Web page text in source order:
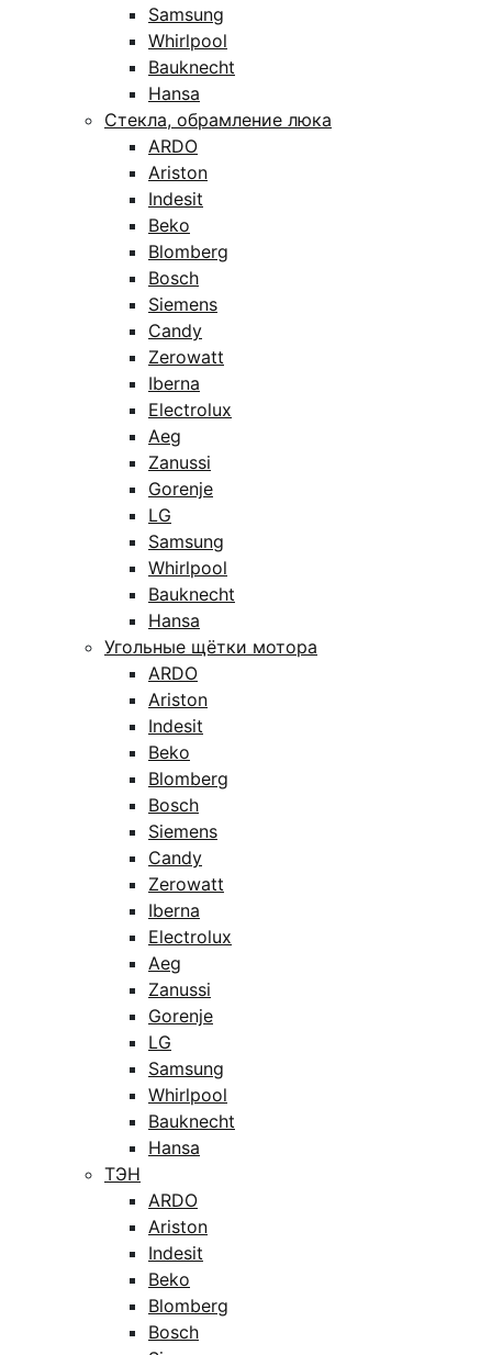
Samsung
Whirlpool
Bauknecht
Hansa
Стекла, обрамление люка
ARDO
Ariston
Indesit
Beko
Blomberg
Bosch
Siemens
Candy
Zerowatt
Iberna
Electrolux
Aeg
Zanussi
Gorenje
LG
Samsung
Whirlpool
Bauknecht
Hansa
Угольные щётки мотора
ARDO
Ariston
Indesit
Beko
Blomberg
Bosch
Siemens
Candy
Zerowatt
Iberna
Electrolux
Aeg
Zanussi
Gorenje
LG
Samsung
Whirlpool
Bauknecht
Hansa
ТЭН
ARDO
Ariston
Indesit
Beko
Blomberg
Bosch